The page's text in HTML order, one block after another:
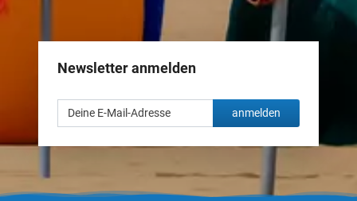
Newsletter anmelden
anmelden